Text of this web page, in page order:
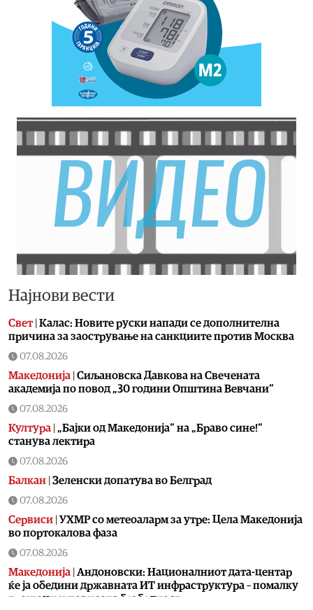
Најнови вести
Свет| Калас: Новите руски напади се дополнителна
причина за заострување на санкциите против Москва
07.08.2026
Македонија Сиљановска Давкова на Свечената
академија по повод „30 години Општина Вевчани“
07.08.2026
Култура „Бајки од Македонија“ на „Браво сине!“
станува лектира
07.08.2026
Балкан Зеленски допатува во Белград
07.08.2026
Сервиси УХМР со метеоаларм за утре: Цела Македонија
во портокалова фаза
07.08.2026
Македонија Андоновски: Националниот дата-центар
ќе ја обедини државната ИТ инфраструктура – помалку
трошоци и повисока безбедност